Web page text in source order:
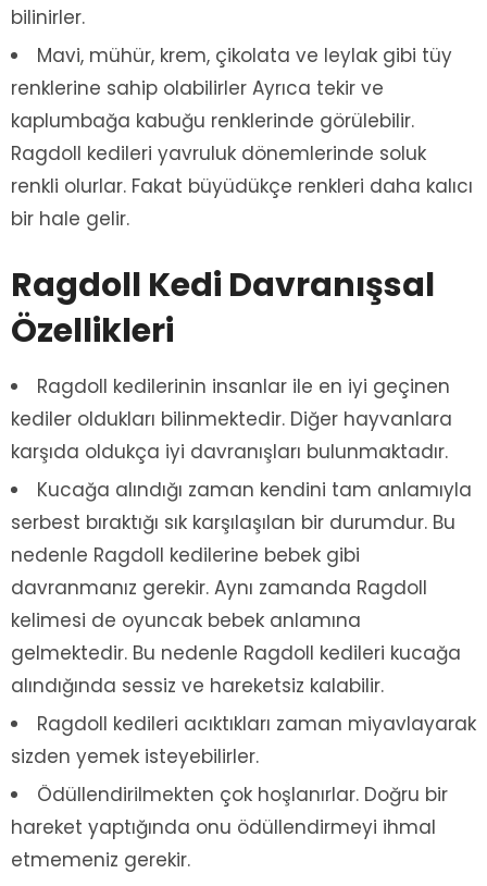
bilinirler.
Mavi, mühür, krem, çikolata ve leylak gibi tüy
renklerine sahip olabilirler Ayrıca tekir ve
kaplumbağa kabuğu renklerinde görülebilir.
Ragdoll kedileri yavruluk dönemlerinde soluk
renkli olurlar. Fakat büyüdükçe renkleri daha kalıcı
bir hale gelir.
Ragdoll Kedi Davranışsal
Özellikleri
Ragdoll kedilerinin insanlar ile en iyi geçinen
kediler oldukları bilinmektedir. Diğer hayvanlara
karşıda oldukça iyi davranışları bulunmaktadır.
Kucağa alındığı zaman kendini tam anlamıyla
serbest bıraktığı sık karşılaşılan bir durumdur. Bu
nedenle Ragdoll kedilerine bebek gibi
davranmanız gerekir. Aynı zamanda Ragdoll
kelimesi de oyuncak bebek anlamına
gelmektedir. Bu nedenle Ragdoll kedileri kucağa
alındığında sessiz ve hareketsiz kalabilir.
Ragdoll kedileri acıktıkları zaman miyavlayarak
sizden yemek isteyebilirler.
Ödüllendirilmekten çok hoşlanırlar. Doğru bir
hareket yaptığında onu ödüllendirmeyi ihmal
etmemeniz gerekir.